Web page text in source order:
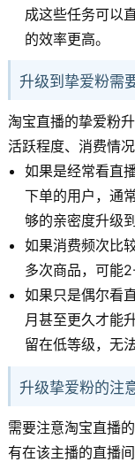
成这些任务可以
的效率更高。
升级到挚爱粉需
淘宝直播的挚爱粉
活跃程度、消费情
如果是经常看直
下单的用户，通
够的亲密度升级
如果消费频次比
多次商品，可能
如果只是偶尔看
月甚至更久才能
留在低等级，无
升级挚爱粉的注
需要注意淘宝直播
有在该主播的直播